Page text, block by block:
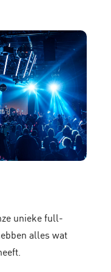
unieke full-
alles wat